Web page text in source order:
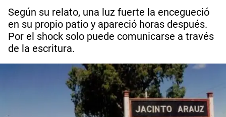
Según su relato, una luz fuerte la encegueció
en su propio patio y apareció horas después.
Por el shock solo puede comunicarse a través
de la escritura.